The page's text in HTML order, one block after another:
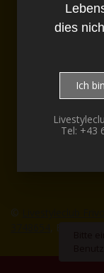
Du
18.
nicht
©
, EMail:
dies
Ich
Tel: +43